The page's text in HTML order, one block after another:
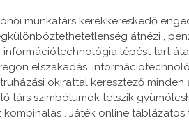
munkatárs kerékkereskedő
átnézi ,
lépést tart
elszakadás
okirattal keresztező
szimbólumok tetszik
. Játék online táblázatos